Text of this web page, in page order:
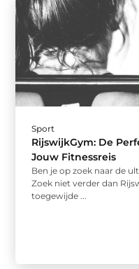
Sport
RijswijkGym: De
Jouw Fitnessreis
Ben je op zoek naar de
Zoek niet verder dan
toegewijde ...